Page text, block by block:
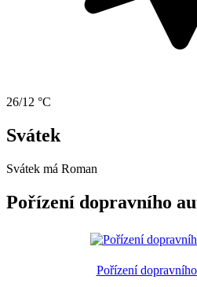
26/12 °C
Svátek
Svátek má Roman
Pořízení dopravního
Pořízení